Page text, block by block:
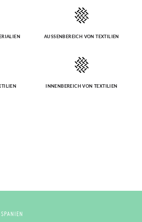
AUSSENBEREICH VON TEXTILIEN
INNENBEREICH VON TEXTILIEN